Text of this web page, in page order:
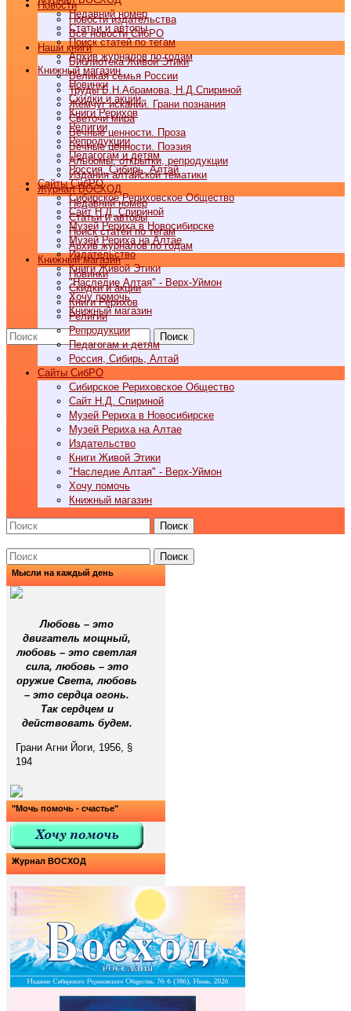
Недавний номер
Статьи и авторы
Поиск статей по тегам
Архив журналов по годам
Книжный магазин
Новинки
Скидки и акции
Книги Рерихов
Религии
Репродукции
Педагогам и детям
Россия, Сибирь, Алтай
Cайты СибРО
Сибирское Рериховское Общество
Сайт Н.Д. Спириной
Музей Рериха в Новосибирске
Музей Рериха на Алтае
Издательство
Книги Живой Этики
"Наследие Алтая" - Верх-Уймон
Хочу помочь
Книжный магазин
Поиск
Новости
Новости издательства
Все новости СибРО
Наши книги
Библиотека Живой Этики
Великая семья России
Труды Б.Н.Абрамова, Н.Д.Спириной
Жемчуг исканий. Грани познания
Светочи мира
Вечные ценности. Проза
Вечные ценности. Поэзия
Альбомы, открытки, репродукции
Издания алтайской тематики
Журнал ВОСХОД
Недавний номер
Статьи и авторы
Поиск статей по тегам
Архив журналов по годам
Книжный магазин
Новинки
Скидки и акции
Книги Рерихов
Религии
Репродукции
Педагогам и детям
Россия, Сибирь, Алтай
Cайты СибРО
Сибирское Рериховское Общество
Сайт Н.Д. Спириной
Музей Рериха в Новосибирске
Музей Рериха на Алтае
Издательство
Книги Живой Этики
"Наследие Алтая" - Верх-Уймон
Хочу помочь
Книжный магазин
Поиск
Поиск
Мысли на каждый день
Любовь – это
двигатель мощный,
любовь – это светлая
сила, любовь – это
оружие Света, любовь
– это сердца огонь.
Так сердцем и
действовать будем.
Грани Агни Йоги, 1956, §
194
"Мочь помочь - счастье"
Журнал ВОСХОД